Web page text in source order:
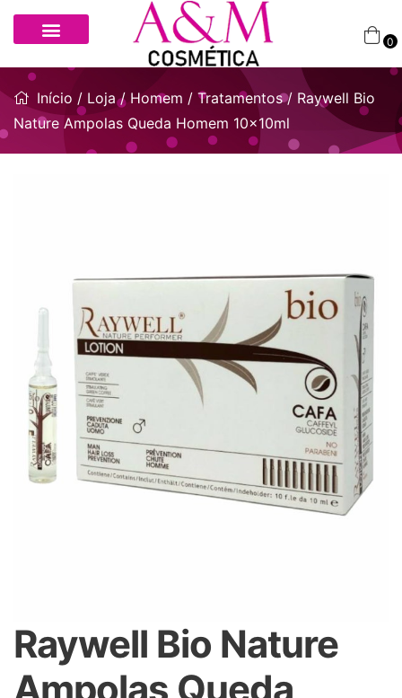
0
Início / Loja/Homem / Tratamentos/ Raywell Bio
Nature Ampolas Queda Homem 10x10ml
Raywell Bio Nature